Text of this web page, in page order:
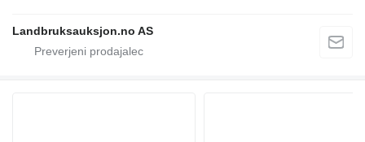
Landbruksauksjon.no AS